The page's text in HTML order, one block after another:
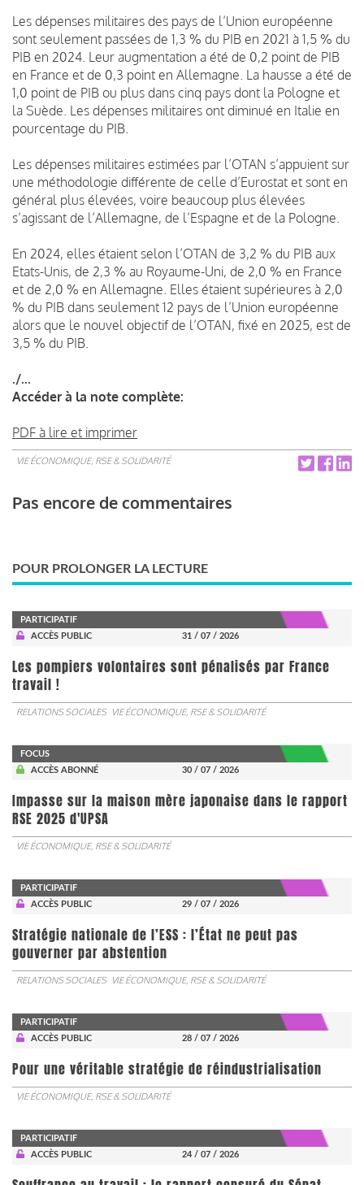
Les dépenses militaires des pays de l’Union européenne
sont seulement passées de 1,3 % du PIB en 2021 à 1,5 % du
PIB en 2024. Leur augmentation a été de 0,2 point de PIB
en France et de 0,3 point en Allemagne. La hausse a été de
1,0 point de PIB ou plus dans cinq pays dont la Pologne et
la Suède. Les dépenses militaires ont diminué en Italie en
pourcentage du PIB.
Les dépenses militaires estimées par l’OTAN s’appuient sur
une méthodologie différente de celle d’Eurostat et sont en
général plus élevées, voire beaucoup plus élevées
s’agissant de l’Allemagne, de l’Espagne et de la Pologne.
En 2024, elles étaient selon l’OTAN de 3,2 % du PIB aux
Etats-Unis, de 2,3 % au Royaume-Uni, de 2,0 % en France
et de 2,0 % en Allemagne. Elles étaient supérieures à 2,0
% du PIB dans seulement 12 pays de l’Union européenne
alors que le nouvel objectif de l’OTAN, fixé en 2025, est de
3,5 % du PIB.
./...
Accéder à la note complète:
PDF à lire et imprimer
VIE ÉCONOMIQUE, RSE & SOLIDARITÉ
Pas encore de commentaires
POUR PROLONGER LA LECTURE
PARTICIPATIF
ACCÈS PUBLIC
31 / 07 / 2026
Les pompiers volontaires sont pénalisés par France
travail !
RELATIONS SOCIALES VIE ÉCONOMIQUE, RSE & SOLIDARITÉ
FOCUS
ACCÈS ABONNÉ
30 / 07 / 2026
Impasse sur la maison mère japonaise dans le rapport
RSE 2025 d'UPSA
VIE ÉCONOMIQUE, RSE & SOLIDARITÉ
PARTICIPATIF
ACCÈS PUBLIC
29 / 07 / 2026
Stratégie nationale de l’ESS : l’État ne peut pas
gouverner par abstention
RELATIONS SOCIALES VIE ÉCONOMIQUE, RSE & SOLIDARITÉ
PARTICIPATIF
ACCÈS PUBLIC
28 / 07 / 2026
Pour une véritable stratégie de réindustrialisation
VIE ÉCONOMIQUE, RSE & SOLIDARITÉ
PARTICIPATIF
ACCÈS PUBLIC
24 / 07 / 2026